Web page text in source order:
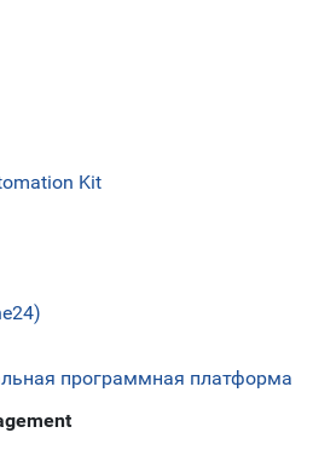
Kit
программная платформа